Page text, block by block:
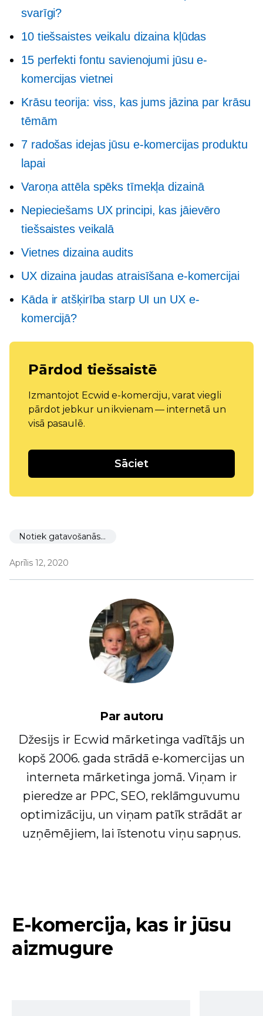
svarīgi?
10 tiešsaistes veikalu dizaina kļūdas
15 perfekti fontu savienojumi jūsu e-
komercijas vietnei
Krāsu teorija: viss, kas jums jāzina par krāsu
tēmām
7 radošas idejas jūsu e-komercijas produktu
lapai
Varoņa attēla spēks tīmekļa dizainā
NepieciešamsUX principi, kas jāievēro
tiešsaistes veikalā
Vietnes dizaina audits
UX dizaina jaudas atraisīšana e-komercijai
Kāda ir atšķirība starp UI un UX e-
komercijā?
Pārdod tiešsaistē
Izmantojot Ecwid e-komerciju, varat viegli
pārdot jebkur un ikvienam — internetā un
visā pasaulē.
Sāciet
Notiek gatavošanās palaišanai
Aprīlis 12, 2020
Par autoru
Džesijs ir Ecwid mārketinga vadītājs un
kopš 2006. gada strādā e-komercijas un
interneta mārketinga jomā. Viņam ir
pieredze ar PPC, SEO, reklāmguvumu
optimizāciju, un viņam patīk strādāt ar
uzņēmējiem, lai īstenotu viņu sapņus.
E-komercija, kas ir jūsu
aizmugure